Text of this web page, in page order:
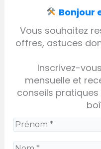
Bonjour
Vous souhaitez
offres, astuces
Inscrivez-
mensuelle et
conseils